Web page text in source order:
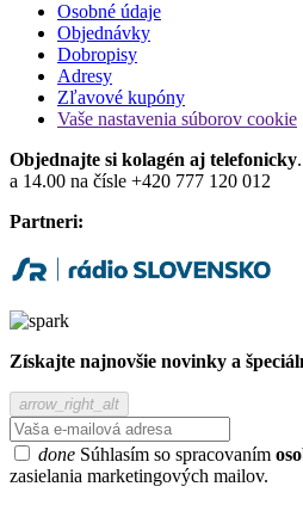
Osobné údaje
Objednávky
Dobropisy
Adresy
Zľavové kupóny
Vaše nastavenia súborov cookie
Objednajte si kolagén aj telefonicky
a 14.00 na čísle +420 777 120 012
Partneri:
Získajte najnovšie novinky a
arrow_right_alt
done Súhlasím so spracovaním
zasielania marketingových mailov.